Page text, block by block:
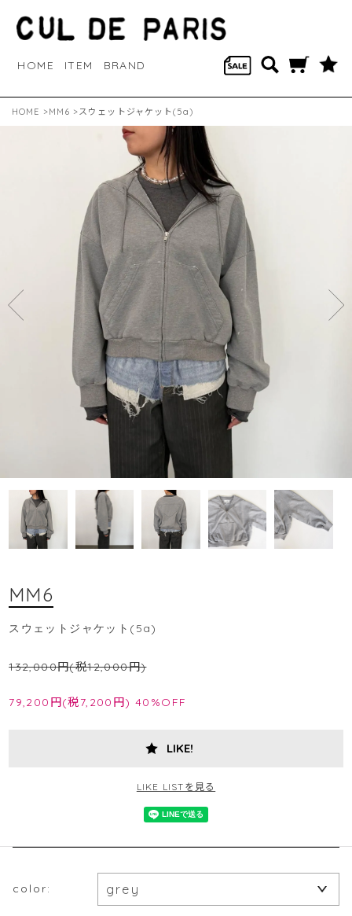
HOME ITEM BRAND
HOME >MM6 >スウェットジャケット(5a)
MM6
スウェットジャケット(5a)
132,000円(税12,000円)
79,200円(税7,200円)40%OFF
LIKE!
LIKE LISTを見る
color: